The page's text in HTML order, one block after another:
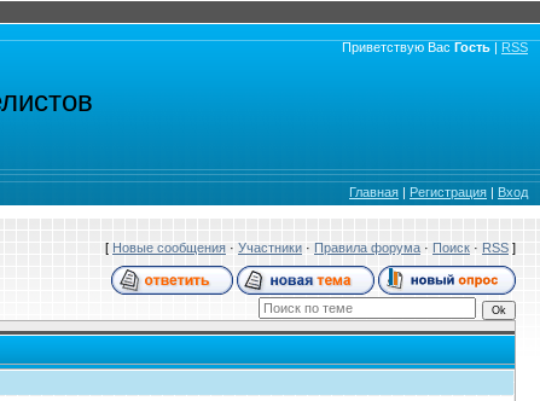
Приветствую Вас Гость | RSS
Главная | Регистрация | Вход
[ Новые сообщения · Участники · Правила форума · Поиск · RSS ]